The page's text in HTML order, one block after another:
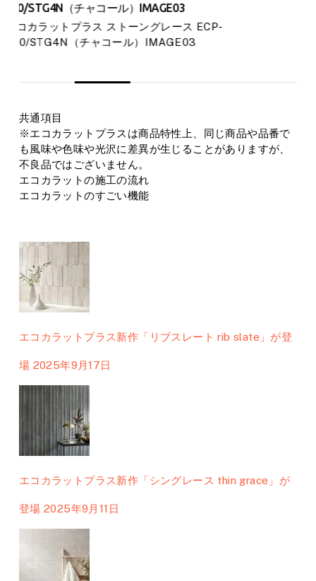
630/STG4N（チャコール）IMAGE03
エコカラットプラス ストーングレース ECP-
630/STG4N（チャコール）IMAGE03
共通項目
※エコカラットプラスは商品特性上、同じ商品や品番で
も風味や色味や光沢に差異が生じることがありますが、
不良品ではございません。
エコカラットの施工の流れ
エコカラットのすごい機能
エコカラットプラス新作「リブスレート rib slate」が登
場 2025年9月17日
エコカラットプラス新作「シングレース thin grace」が
登場 2025年9月11日